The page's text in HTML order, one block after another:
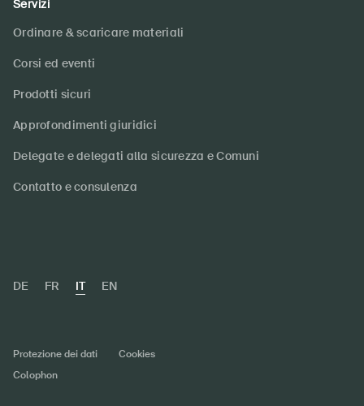
Servizi
Ordinare & scaricare materiali
Corsi ed eventi
Prodotti sicuri
Approfondimenti giuridici
Delegate e delegati alla sicurezza e Comuni
Contatto e consulenza
DE FR IT EN
Protezione dei dati
Cookies
Colophon